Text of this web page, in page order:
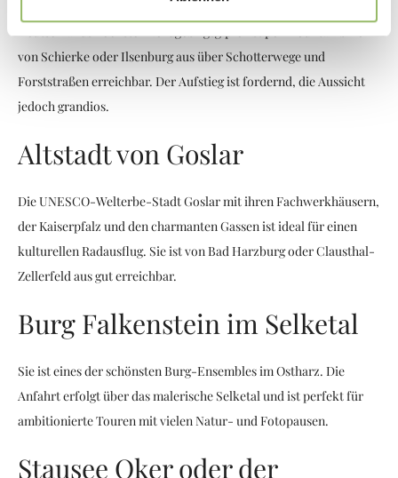
Deutschlands höchster Nordgebirgsgipfel ist per Mountainbike
von Schierke oder Ilsenburg aus über Schotterwege und
Forststraßen erreichbar. Der Aufstieg ist fordernd, die Aussicht
jedoch grandios.
Altstadt von Goslar
Die UNESCO-Welterbe-Stadt Goslar mit ihren Fachwerkhäusern,
der Kaiserpfalz und den charmanten Gassen ist ideal für einen
kulturellen Radausflug. Sie ist von Bad Harzburg oder Clausthal-
Zellerfeld aus gut erreichbar.
Burg Falkenstein im Selketal
Sie ist eines der schönsten Burg-Ensembles im Ostharz. Die
Anfahrt erfolgt über das malerische Selketal und ist perfekt für
ambitionierte Touren mit vielen Natur- und Fotopausen.
Stausee Oker oder der